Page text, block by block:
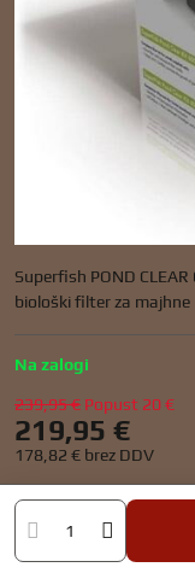
Superfish POND
biološki filter za majhne
Na zalogi
239,95 € Popust 20 €
219,95 €
178,82 € brez DDV